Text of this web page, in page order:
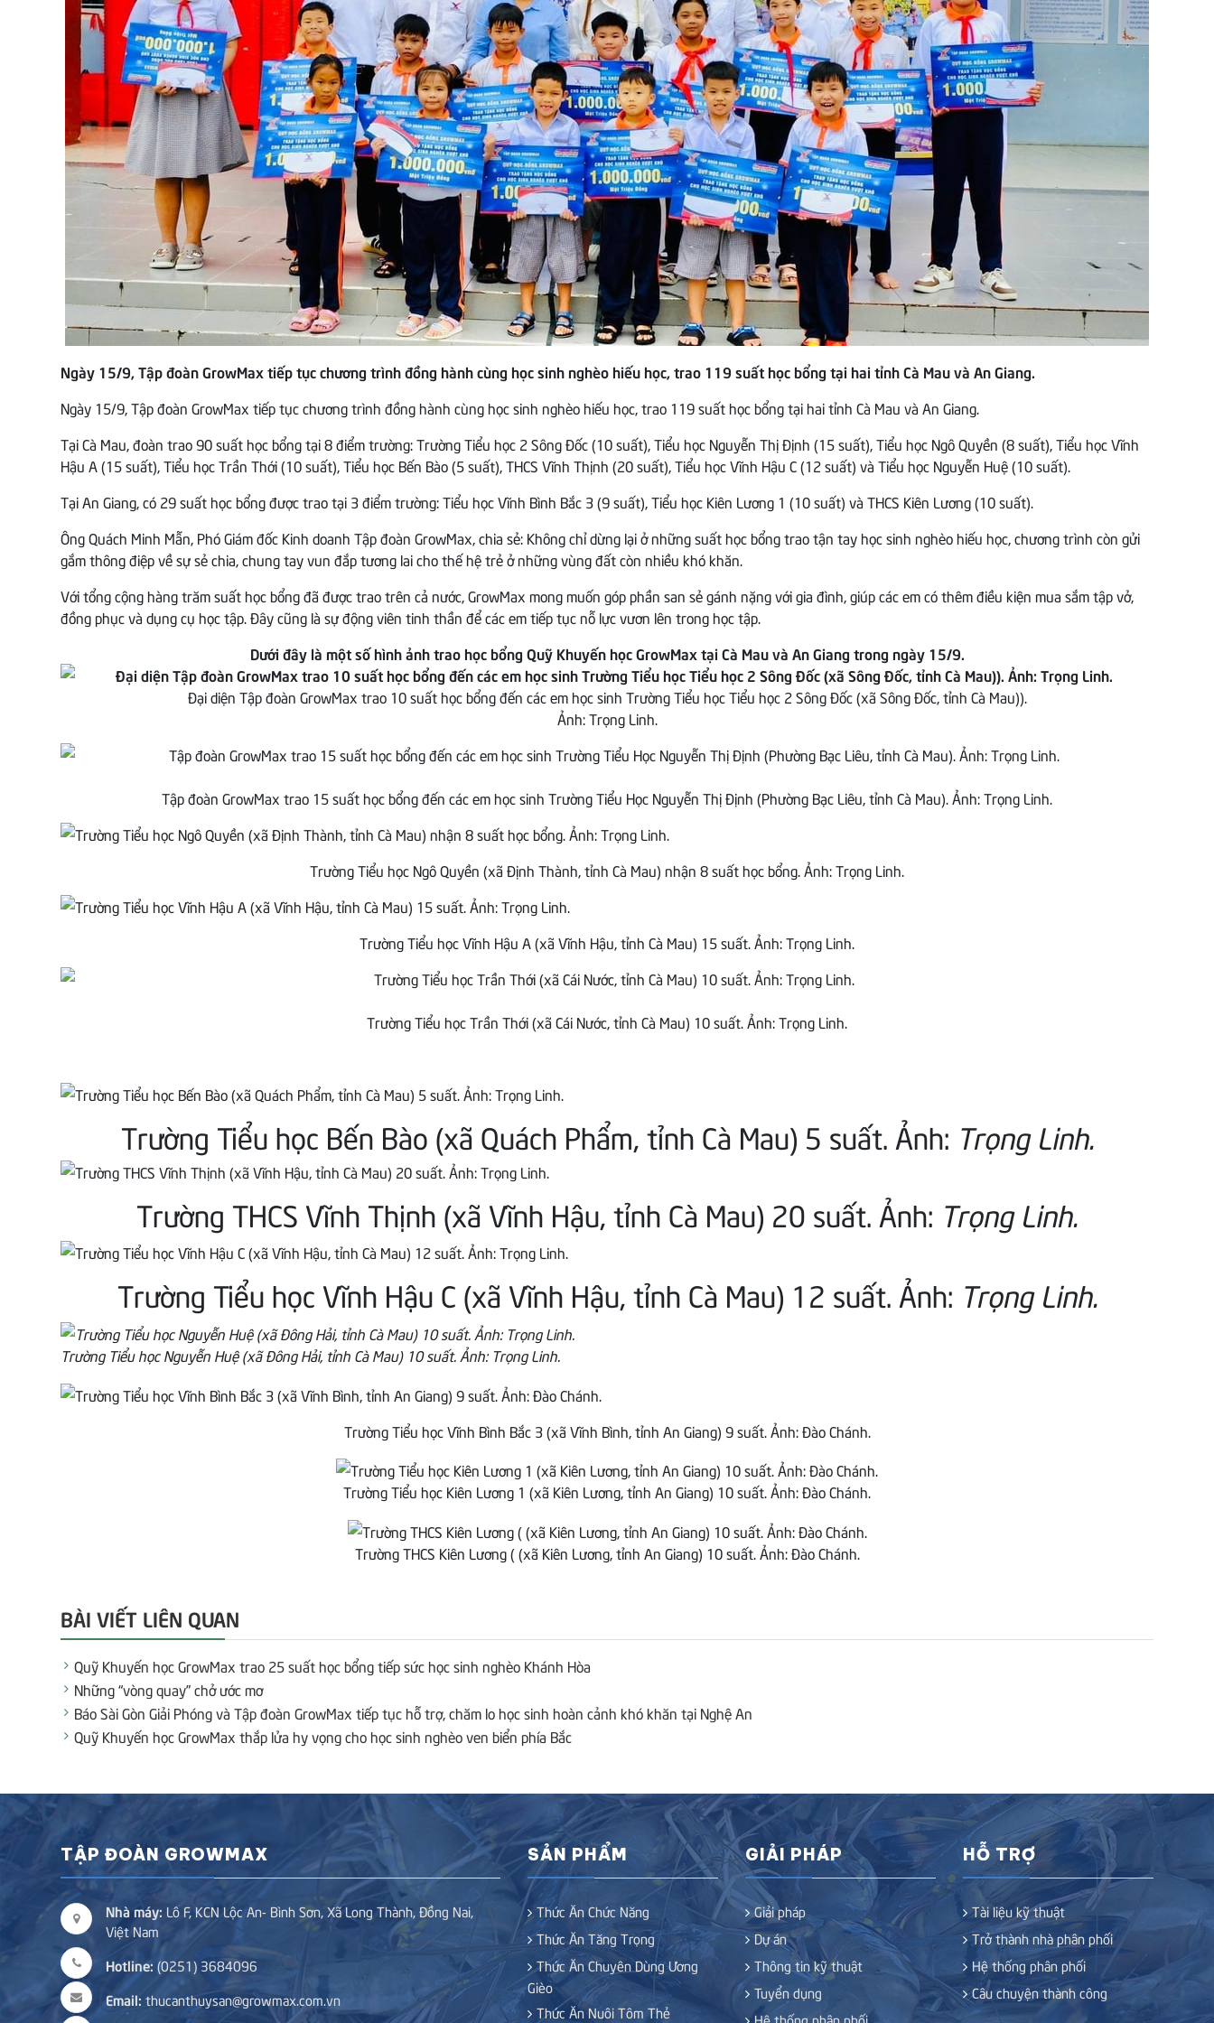
Ngày 15/9, Tập đoàn GrowMax tiếp tục chương trình đồng hành cùng học sinh nghèo hiếu học, trao 119 suất học bổng tại hai tỉnh Cà Mau và An Giang.
Ngày 15/9, Tập đoàn GrowMax tiếp tục chương trình đồng hành cùng học sinh nghèo hiếu học, trao 119 suất học bổng tại hai tỉnh Cà Mau và An Giang.
Tại Cà Mau, đoàn trao 90 suất học bổng tại 8 điểm trường: Trường Tiểu học 2 Sông Đốc (10 suất), Tiểu học Nguyễn Thị Định (15 suất), Tiểu học Ngô Quyền (8 suất), Tiểu học Vĩnh
Hậu A (15 suất), Tiểu học Trần Thới (10 suất), Tiểu học Bến Bào (5 suất), THCS Vĩnh Thịnh (20 suất), Tiểu học Vĩnh Hậu C (12 suất) và Tiểu học Nguyễn Huệ (10 suất).
Tại An Giang, có 29 suất học bổng được trao tại 3 điểm trường: Tiểu học Vĩnh Bình Bắc 3 (9 suất), Tiểu học Kiên Lương 1 (10 suất) và THCS Kiên Lương (10 suất).
Ông Quách Minh Mẫn, Phó Giám đốc Kinh doanh Tập đoàn GrowMax, chia sẻ: Không chỉ dừng lại ở những suất học bổng trao tận tay học sinh nghèo hiếu học, chương trình còn gửi
gắm thông điệp về sự sẻ chia, chung tay vun đắp tương lai cho thế hệ trẻ ở những vùng đất còn nhiều khó khăn.
Với tổng cộng hàng trăm suất học bổng đã được trao trên cả nước, GrowMax mong muốn góp phần san sẻ gánh nặng với gia đình, giúp các em có thêm điều kiện mua sắm tập vở,
đồng phục và dụng cụ học tập. Đây cũng là sự động viên tinh thần để các em tiếp tục nỗ lực vươn lên trong học tập.
Dưới đây là một số hình ảnh trao học bổng Quỹ Khuyến học GrowMax tại Cà Mau và An Giang trong ngày 15/9.
Đại diện Tập đoàn GrowMax trao 10 suất học bổng đến các em học sinh Trường Tiểu học Tiểu học 2 Sông Đốc (xã Sông Đốc, tỉnh Cà Mau)).
Ảnh: Trọng Linh.
Tập đoàn GrowMax trao 15 suất học bổng đến các em học sinh Trường Tiểu Học Nguyễn Thị Định (Phường Bạc Liêu, tỉnh Cà Mau). Ảnh: Trọng Linh.
Trường Tiểu học Ngô Quyền (xã Định Thành, tỉnh Cà Mau) nhận 8 suất học bổng. Ảnh: Trọng Linh.
Trường Tiểu học Vĩnh Hậu A (xã Vĩnh Hậu, tỉnh Cà Mau) 15 suất. Ảnh: Trọng Linh.
Trường Tiểu học Trần Thới (xã Cái Nước, tỉnh Cà Mau) 10 suất. Ảnh: Trọng Linh.
Trường Tiểu học Bến Bào (xã Quách Phẩm, tỉnh Cà Mau) 5 suất. Ảnh: Trọng Linh.
Trường THCS Vĩnh Thịnh (xã Vĩnh Hậu, tỉnh Cà Mau) 20 suất. Ảnh: Trọng Linh.
Trường Tiểu học Vĩnh Hậu C (xã Vĩnh Hậu, tỉnh Cà Mau) 12 suất. Ảnh: Trọng Linh.
Trường Tiểu học Nguyễn Huệ (xã Đông Hải, tỉnh Cà Mau) 10 suất. Ảnh: Trọng Linh.
Trường Tiểu học Vĩnh Bình Bắc 3 (xã Vĩnh Bình, tỉnh An Giang) 9 suất. Ảnh: Đào Chánh.
Trường Tiểu học Kiên Lương 1 (xã Kiên Lương, tỉnh An Giang) 10 suất. Ảnh: Đào Chánh.
Trường THCS Kiên Lương ( (xã Kiên Lương, tỉnh An Giang) 10 suất. Ảnh: Đào Chánh.
BÀI VIẾT LIÊN QUAN
Quỹ Khuyến học GrowMax trao 25 suất học bổng tiếp sức học sinh nghèo Khánh Hòa
Những “vòng quay” chở ước mơ
Báo Sài Gòn Giải Phóng và Tập đoàn GrowMax tiếp tục hỗ trợ, chăm lo học sinh hoàn cảnh khó khăn tại Nghệ An
Quỹ Khuyến học GrowMax thắp lửa hy vọng cho học sinh nghèo ven biển phía Bắc
TẬP ĐOÀN GROWMAX
Nhà máy: Lô F, KCN Lộc An- Bình Sơn, Xã Long Thành, Đồng Nai,
Việt Nam
Hotline: (0251) 3684096
Email: thucanthuysan@growmax.com.vn
SẢN PHẨM
Thức Ăn Chức Năng
Thức Ăn Tăng Trọng
Thức Ăn Chuyên Dùng Ương
Gièo
Thức Ăn Nuôi Tôm Thẻ
GIẢI PHÁP
Giải pháp
Dự án
Thông tin kỹ thuật
Tuyển dụng
Hệ thống phân phối
HỖ TRỢ
Tài liệu kỹ thuật
Trở thành nhà phân phối
Hệ thống phân phối
Câu chuyện thành công